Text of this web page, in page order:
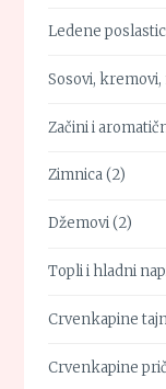
Ledene
Sosovi, kremovi,
Začini i
Zimnica(2)
Džemovi(2)
Topli i hladni
Crvenkapine
Crvenkapine